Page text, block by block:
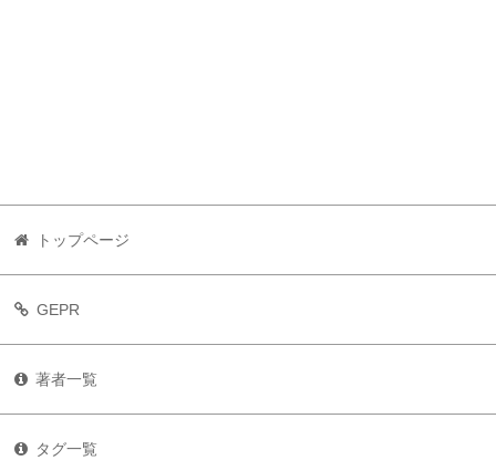
トップページ
GEPR
著者一覧
タグ一覧